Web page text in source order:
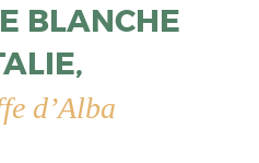
BLANCHE
d’Alba